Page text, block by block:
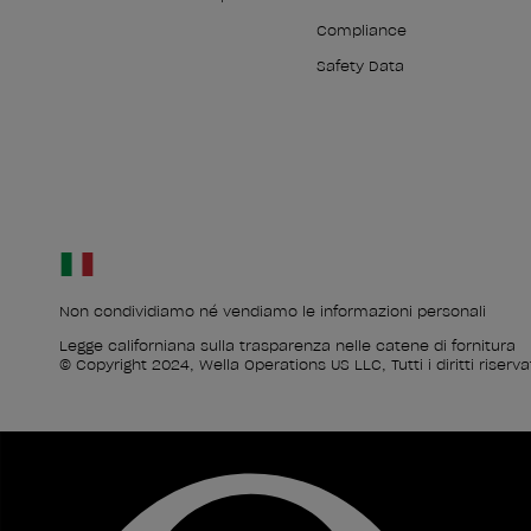
Compliance
Safety Data
Non condividiamo né vendiamo le informazioni personali
Legge californiana sulla trasparenza nelle catene di fornitura
© Copyright 2024, Wella Operations US LLC, Tutti i diritti